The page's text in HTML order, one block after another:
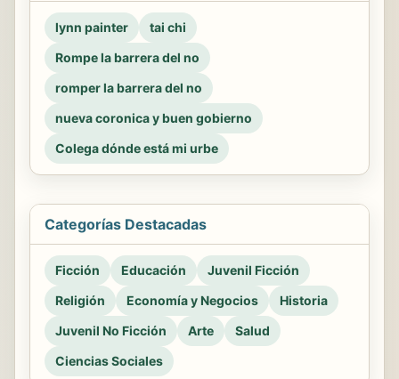
lynn painter
tai chi
Rompe la barrera del no
romper la barrera del no
nueva coronica y buen gobierno
Colega dónde está mi urbe
Categorías Destacadas
Ficción Educación
Juvenil Ficción
Religión
Economía y Negocios
Historia
Juvenil No Ficción
Arte
Salud
Ciencias Sociales